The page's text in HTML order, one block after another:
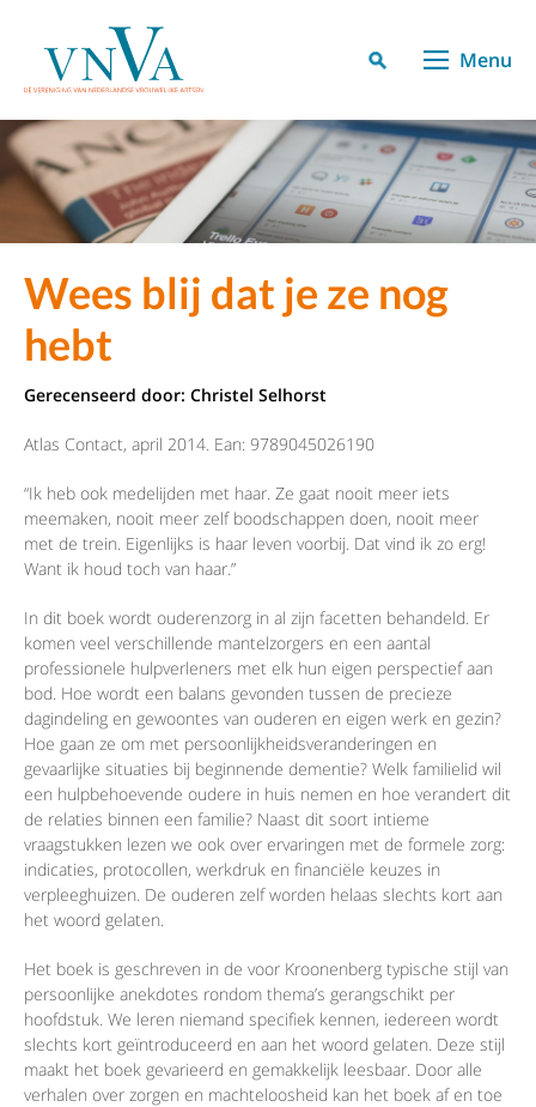
Menu
Wees blij dat je ze nog
hebt
Gerecenseerd door: Christel Selhorst
Atlas Contact, april 2014. Ean: 9789045026190
“Ik heb ook medelijden met haar. Ze gaat nooit meer iets
meemaken, nooit meer zelf boodschappen doen, nooit meer
met de trein. Eigenlijks is haar leven voorbij. Dat vind ik zo erg!
Want ik houd toch van haar.”
In dit boek wordt ouderenzorg in al zijn facetten behandeld. Er
komen veel verschillende mantelzorgers en een aantal
professionele hulpverleners met elk hun eigen perspectief aan
bod. Hoe wordt een balans gevonden tussen de precieze
dagindeling en gewoontes van ouderen en eigen werk en gezin?
Hoe gaan ze om met persoonlijkheidsveranderingen en
gevaarlijke situaties bij beginnende dementie? Welk familielid wil
een hulpbehoevende oudere in huis nemen en hoe verandert dit
de relaties binnen een familie? Naast dit soort intieme
vraagstukken lezen we ook over ervaringen met de formele zorg:
indicaties, protocollen, werkdruk en financiële keuzes in
verpleeghuizen. De ouderen zelf worden helaas slechts kort aan
het woord gelaten.
Het boek is geschreven in de voor Kroonenberg typische stijl van
persoonlijke anekdotes rondom thema’s gerangschikt per
hoofdstuk. We leren niemand specifiek kennen, iedereen wordt
slechts kort geïntroduceerd en aan het woord gelaten. Deze stijl
maakt het boek gevarieerd en gemakkelijk leesbaar. Door alle
verhalen over zorgen en machteloosheid kan het boek af en toe